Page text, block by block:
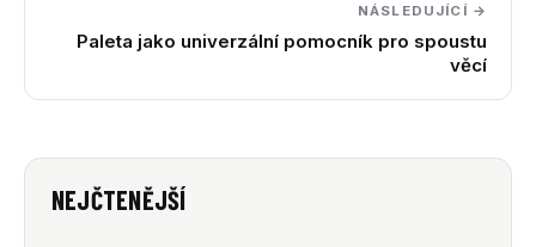
NÁSLEDUJÍCÍ →
Paleta jako univerzální pomocník pro spoustu
věcí
NEJČTENĚJŠÍ